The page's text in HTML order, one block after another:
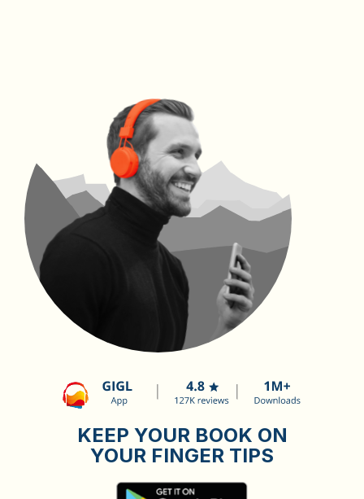
KEEP YOUR BOOK ON
YOUR FINGER TIPS